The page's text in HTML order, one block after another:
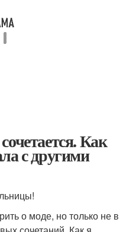
Как
с другими
о моде, но только не в